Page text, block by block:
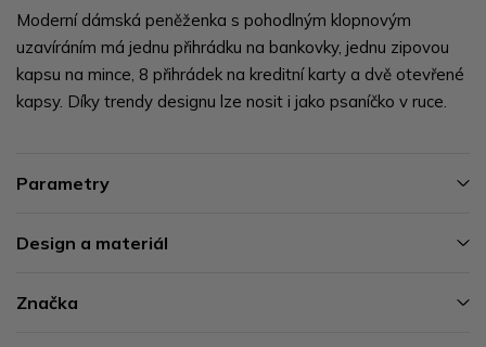
Moderní dámská peněženka s pohodlným klopnovým
uzavíráním má jednu přihrádku na bankovky, jednu zipovou
kapsu na mince, 8 přihrádek na kreditní karty a dvě otevřené
kapsy. Díky trendy designu lze nosit i jako psaníčko v ruce.
Parametry
Design a materiál
Značka